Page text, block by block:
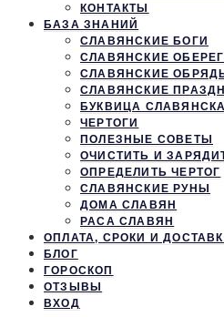
КОНТАКТЫ
БАЗА ЗНАНИЙ
СЛАВЯНСКИЕ БОГИ
СЛАВЯНСКИЕ
СЛАВЯНСКИЕ
СЛАВЯНСКИЕ
БУКВИЦА
ЧЕРТОГИ
ПОЛЕЗНЫЕ СОВЕТЫ
ОЧИСТИТЬ И
ОПРЕДЕЛИТЬ ЧЕРТОГ
СЛАВЯНСКИЕ РУНЫ
ДОМА СЛАВЯН
РАСА СЛАВЯН
ОПЛАТА, СРОКИ И
БЛОГ
ГОРОСКОП
ОТЗЫВЫ
ВХОД